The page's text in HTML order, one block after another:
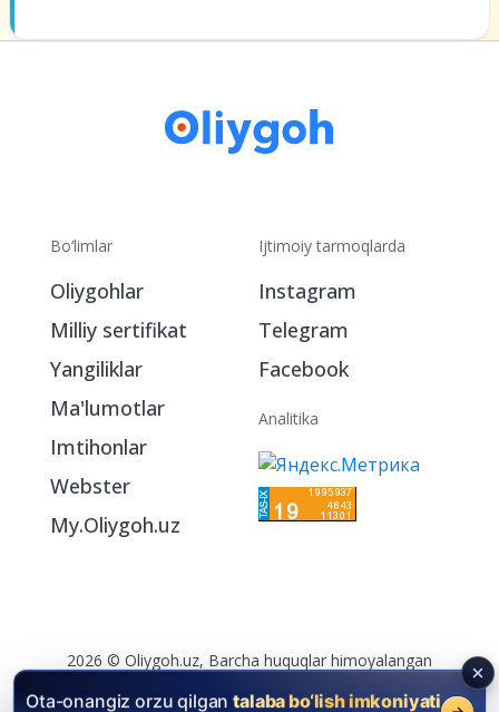
Bo‘limlar
Oliygohlar
Milliy sertifikat
Yangiliklar
Ma'lumotlar
Imtihonlar
Webster
My.Oliygoh.uz
Ijtimoiy tarmoqlarda
Instagram
Telegram
Facebook
Analitika
2026 © Oliygoh.uz, Barcha huquqlar himoyalangan
Reklama/Foydalanish shartlari
Ota-onangiz orzu qilgantalaba bo‘lish imkoniyati